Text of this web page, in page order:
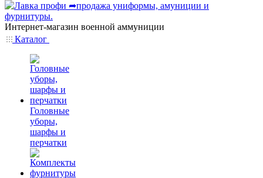
Интернет-магазин военной аммуниции
Каталог
Головные
уборы,
шарфы и
перчатки